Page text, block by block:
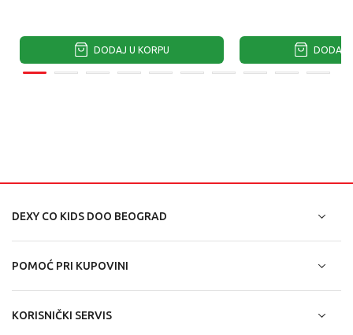
DODAJ U KORPU DODAJ
DEXY CO KIDS DOO BEOGRAD
POMOĆ PRI KUPOVINI
KORISNIČKI SERVIS